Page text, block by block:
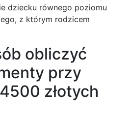
dziecku równego poziomu
z którym rodzicem
obliczyć
przy
złotych